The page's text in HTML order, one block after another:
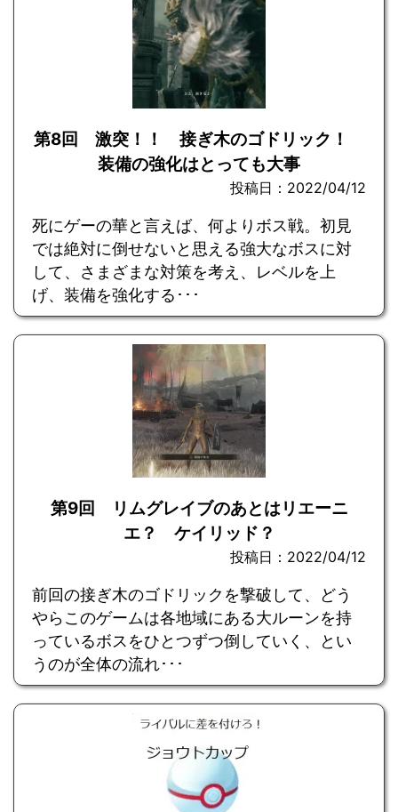
第8回 激突！！ 接ぎ木のゴドリック！
装備の強化はとっても大事
投稿日：2022/04/12
死にゲーの華と言えば、何よりボス戦。初見
では絶対に倒せないと思える強大なボスに対
して、さまざまな対策を考え、レベルを上
げ、装備を強化する･･･
第9回 リムグレイブのあとはリエーニ
エ？ ケイリッド？
投稿日：2022/04/12
前回の接ぎ木のゴドリックを撃破して、どう
やらこのゲームは各地域にある大ルーンを持
っているボスをひとつずつ倒していく、とい
うのが全体の流れ･･･